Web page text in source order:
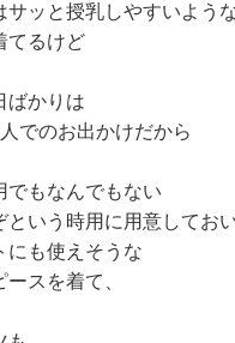
サッと授乳しやすいよう
てるけど
ばかりは
でのお出かけだから
でもなんでもない
という時用に用意してお
にも使えそうな
ースを着て、